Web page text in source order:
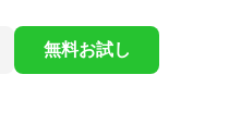
無料お試し